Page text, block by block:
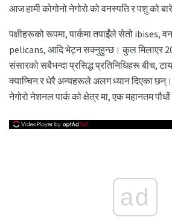
आज हामी कोगोनो नेगोरो को वनस्पति र पशु को
पक्षीहरूको रूपमा, पार्कमा तपाईंले सेतो ibises,
pelicans, आदि भेट्न सक्नुहुन्छ। कुल मिलाएर
संसारको सबैभन्दा प्रसिद्ध प्रतिनिधिहरू बीच,
क्याप्चिन र धेरै अन्यहरूले अलग ध्यान दिएका
नेगोरो नेशनल पार्क को क्षेत्र मा, एक महानतम
ad